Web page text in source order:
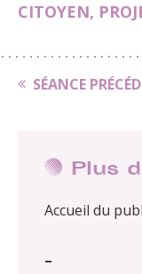
CITOYEN,
SÉANCE
Plus
Accueil du
–